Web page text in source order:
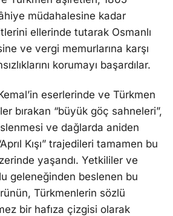
müdahalesine kadar
ellerinde tutarak Osmanlı
ve vergi memurlarına karşı
korumayı başardılar.
eserlerinde ve Türkmen
bırakan “büyük göç sahneleri”,
ve dağlarda aniden
Kışı” trajedileri tamamen bu
yaşandı. Yetkililer ve
geleneğinden beslenen bu
Türkmenlerin sözlü
bir hafıza çizgisi olarak